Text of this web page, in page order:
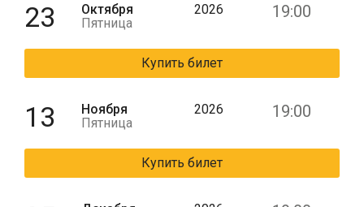
23
Октября
Пятница
2026 19:00
Купить билет
13
Ноября
Пятница
2026 19:00
Купить билет